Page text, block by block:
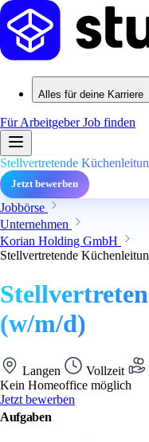
Alles für deine Karriere
Für ArbeitgeberJob finden
Stellvertretende
Jetzt bewerben
Jobbörse
Unternehmen
Korian Holding GmbH
Stellvertretende
(w/m/d)
Langen Vollzeit
Kein Homeoffice möglich
Jetzt bewerben
Aufgaben